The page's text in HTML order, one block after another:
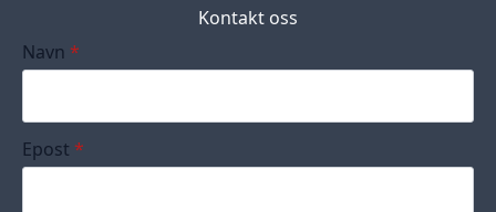
Kontakt oss
Navn *
Epost *